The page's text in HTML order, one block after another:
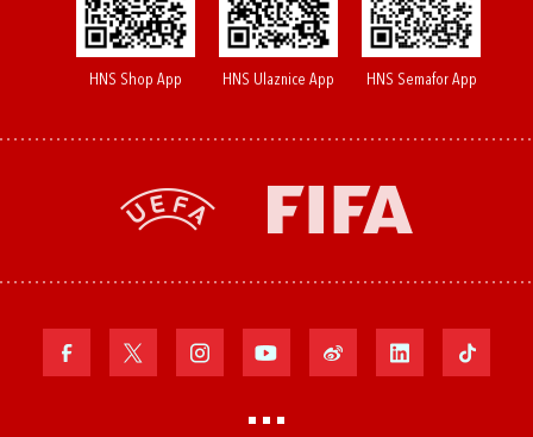
HNS Shop App HNS Ulaznice App HNS Semafor App